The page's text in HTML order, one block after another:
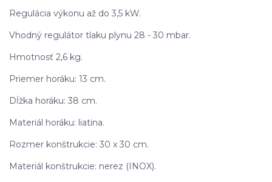
Regulácia výkonu až do 3,5 kW.
Vhodný regulátor tlaku plynu 28 - 30 mbar.
Hmotnosť 2,6 kg.
Priemer horáku: 13 cm.
Dĺžka horáku: 38 cm.
Materiál horáku: liatina.
Rozmer konštrukcie: 30 x 30 cm.
Materiál konštrukcie: nerez (INOX).